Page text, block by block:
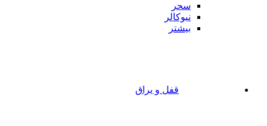
سحر
نیوکالر
بیشتر
قفل و یراق